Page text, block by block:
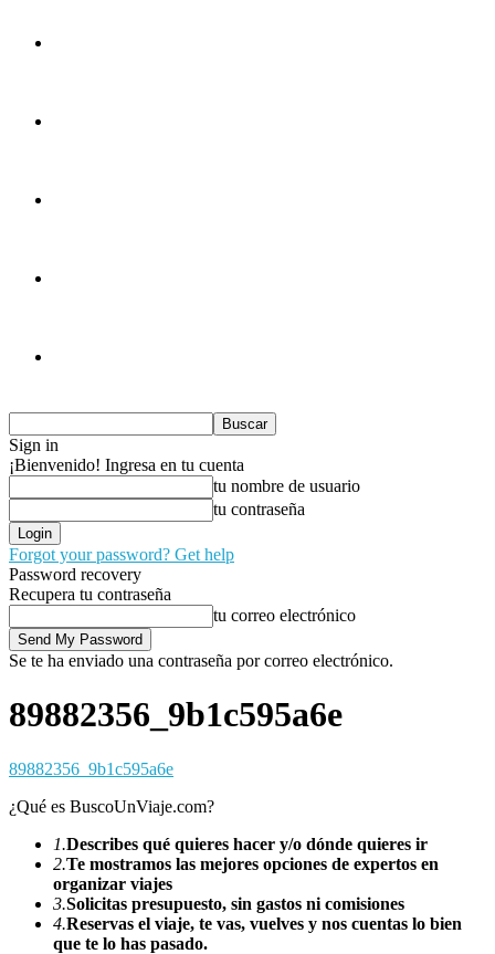
Sign in
¡Bienvenido! Ingresa en tu cuenta
tu nombre de usuario
tu contraseña
Forgot your password? Get help
Password recovery
Recupera tu contraseña
tu correo electrónico
Se te ha enviado una contraseña por correo electrónico.
89882356_9b1c595a6e
89882356_9b1c595a6e
¿Qué es BuscoUnViaje.com?
1.Describes qué quieres hacer y/o dónde quieres ir
2.Te mostramos las mejores opciones de expertos en
organizar viajes
3.Solicitas presupuesto, sin gastos ni comisiones
4.Reservas el viaje, te vas, vuelves y nos cuentas lo bien
que te lo has pasado.